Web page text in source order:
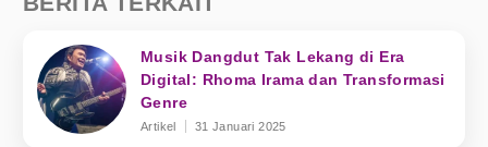
Musik Dangdut Tak Lekang di Era
Digital: Rhoma Irama dan Transformasi
Genre
Artikel 31 Januari 2025